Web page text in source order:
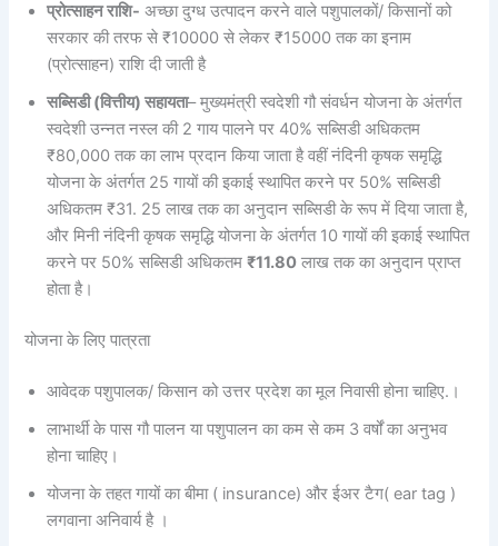
प्रोत्साहन राशि- अच्छा दुग्ध उत्पादन करने वाले पशुपालकों/ किसानों को
सरकार की तरफ से ₹10000 से लेकर ₹15000 तक का इनाम
(प्रोत्साहन) राशि दी जाती है
सब्सिडी (वित्तीय) सहायता– मुख्यमंत्री स्वदेशी गौ संवर्धन योजना के अंतर्गत
स्वदेशी उन्नत नस्ल की 2 गाय पालने पर 40% सब्सिडी अधिकतम
₹80,000 तक का लाभ प्रदान किया जाता है वहीं नंदिनी कृषक समृद्धि
योजना के अंतर्गत 25 गायों की इकाई स्थापित करने पर 50% सब्सिडी
अधिकतम ₹31. 25 लाख तक का अनुदान सब्सिडी के रूप में दिया जाता है,
और मिनी नंदिनी कृषक समृद्धि योजना के अंतर्गत 10 गायों की इकाई स्थापित
करने पर 50% सब्सिडी अधिकतम₹11.80 लाख तक का अनुदान प्राप्त
होता है।
योजना के लिए पात्रता
आवेदक पशुपालक/ किसान को उत्तर प्रदेश का मूल निवासी होना चाहिए.।
लाभार्थी के पास गौ पालन या पशुपालन का कम से कम 3 वर्षों का अनुभव
होना चाहिए।
योजना के तहत गायों का बीमा ( insurance) और ईअर टैग( ear tag )
लगवाना अनिवार्य है ।